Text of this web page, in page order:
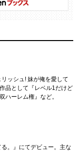
ッシュ! 妹が俺を愛して
品として『レベル1だけど
ハーレム権』など。
。』にてデビュー。主な